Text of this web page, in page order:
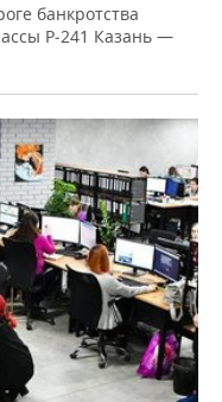
банкротства
Р‑241 Казань —